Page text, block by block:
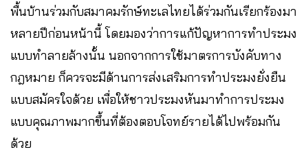
พื้นบ้านร่วมกับสมาคมรักษ์ทะเลไทยได้ร่วมกันเรียกร้องมา
หลายปีก่อนหน้านี้ โดยมองว่าการแก้ปัญหาการทำประมง
แบบทำลายล้างนั้น นอกจากการใช้มาตรการบังคับทาง
กฎหมาย ก็ควรจะมีด้านการส่งเสริมการทำประมงยั่งยืน
แบบสมัครใจด้วย เพื่อให้ชาวประมงหันมาทำการประมง
แบบคุณภาพมากขึ้นที่ต้องตอบโจทย์รายได้ไปพร้อมกัน
ด้วย